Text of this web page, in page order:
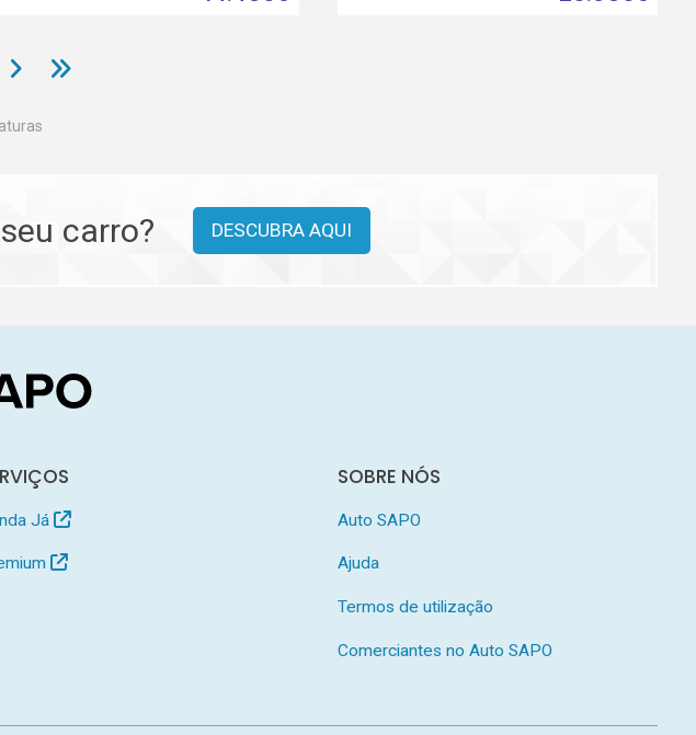
carro? DESCUBRA AQUI
Já
SOBRE NÓS
Auto SAPO
Ajuda
Termos de utilização
Comerciantes no Auto SAPO